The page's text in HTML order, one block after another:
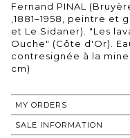
Fernand PINAL
,1881–1958, peintre et
et Le Sidaner). "Les
Ouche" (Côte d'Or).
contresignée à la mine
cm)
MY ORDERS
SALE INFORMATION